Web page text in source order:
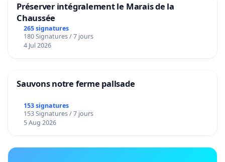
Préserver intégralement le Marais de la
Chaussée
265 signatures
180 Signatures / 7 jours
4 Jul 2026
Sauvons notre ferme pallsade
153 signatures
153 Signatures / 7 jours
5 Aug 2026